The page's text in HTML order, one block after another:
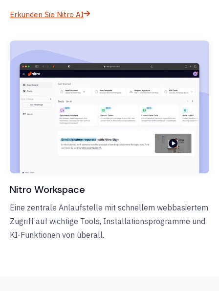
Erkunden Sie Nitro AI
Nitro Workspace
Eine zentrale Anlaufstelle mit schnellem webbasiertem
Zugriff auf wichtige Tools, Installationsprogramme und
KI-Funktionen von überall.